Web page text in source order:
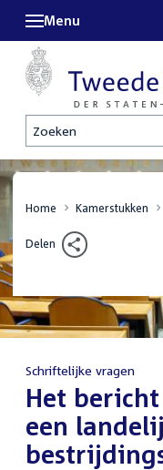
Zoeken
Menu
Home Kamerstukken
Delen
Schriftelijke vragen
:Het
een